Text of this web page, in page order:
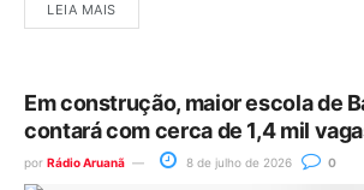
LEIA MAIS
Em construção, maior escola de
contará com cerca de 1,4 mil
por Rádio Aruanã 8 de julho de 2026 0